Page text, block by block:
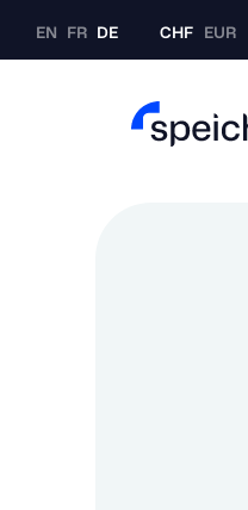
EN FR DE CHF EUR